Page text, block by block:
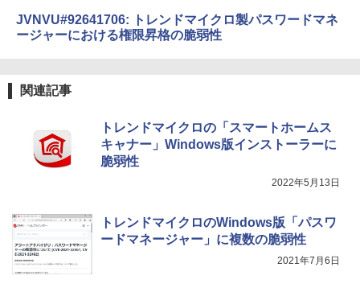
JVNVU#92641706: トレンドマイクロ製パスワードマネ
ージャーにおける権限昇格の脆弱性
関連記事
トレンドマイクロの「スマートホームス
キャナー」Windows版インストーラーに
脆弱性
2022年5月13日
トレンドマイクロのWindows版「パスワ
ードマネージャー」に複数の脆弱性
2021年7月6日